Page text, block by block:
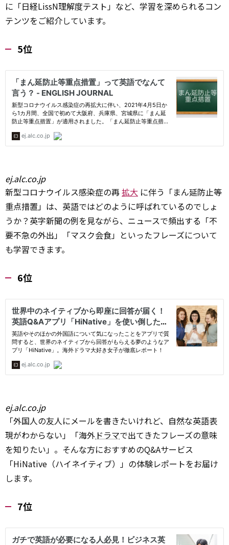
に「日経LissN理解度テスト」など、学習を深められるコン
テンツをご紹介しています。
5位
ej.alc.co.jp
新型コロナウイルス感染症の再拡大 に伴う「まん延防止等
重点措置」は、英語ではどのように呼ばれているのでしょ
うか？英字新聞の例を見ながら、ニュースで頻出する「不
要不急の外出」「マスク会食」といったフレーズについて
も学習できます。
6位
ej.alc.co.jp
「外国人の友人にメールを書きたいけれど、自然な英語表
現がわからない」「海外ドラマで出てきたフレーズの意味
を知りたい」。そんな方におすすめのQ&Aサービス
「HiNative（ハイネイティブ）」の体験レポートをお届け
します。
7位